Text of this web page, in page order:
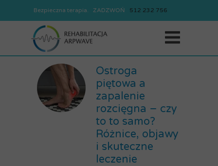
Bezpieczna terapia. ZADZWOŃ 512 232 756
REJESTRACJA 512 232 756
Ostroga
piętowa a
zapalenie
rozcięgna – czy
to to samo?
Różnice, objawy
i skuteczne
leczenie